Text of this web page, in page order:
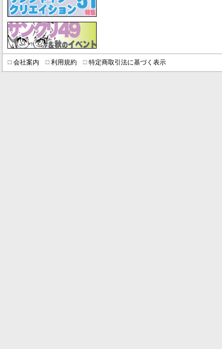
会社案内 利用規約 特定商取引法に基づく表示